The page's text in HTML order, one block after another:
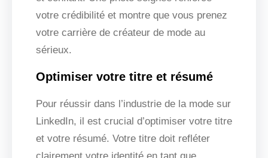
votre crédibilité et montre que vous prenez
votre carrière de créateur de mode au
sérieux.
Optimiser votre titre et résumé
Pour réussir dans l’industrie de la mode sur
LinkedIn, il est crucial d’optimiser votre titre
et votre résumé. Votre titre doit refléter
clairement votre identité en tant que